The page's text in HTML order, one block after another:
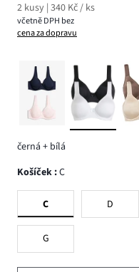
2 kusy | 340 Kč / ks
včetně DPH bez
cena za dopravu
černá + bílá
Košíček :C
C D
G